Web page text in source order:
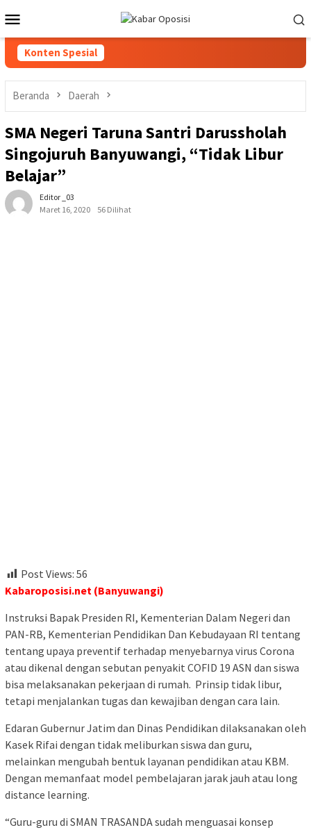
ke
kontenMobile
Konten Spesial
Beranda Daerah
SMA Negeri Taruna Santri Darussholah
Singojuruh Banyuwangi, “Tidak Libur
Belajar”
Editor _03
Maret 16, 2020
56 Dilihat
Post Views: 56
Kabaroposisi.net (Banyuwangi)
Instruksi Bapak Presiden RI, Kementerian Dalam Negeri dan
PAN-RB, Kementerian Pendidikan Dan Kebudayaan RI tentang
tentang upaya preventif terhadap menyebarnya virus Corona
atau dikenal dengan sebutan penyakit COFID 19 ASN dan siswa
bisa melaksanakan pekerjaan di rumah. Prinsip tidak libur,
tetapi menjalankan tugas dan kewajiban dengan cara lain.
Edaran Gubernur Jatim dan Dinas Pendidikan dilaksanakan oleh
Kasek Rifai dengan tidak meliburkan siswa dan guru,
melainkan mengubah bentuk layanan pendidikan atau KBM.
Dengan memanfaat model pembelajaran jarak jauh atau long
distance learning.
“Guru-guru di SMAN TRASANDA sudah menguasai konsep